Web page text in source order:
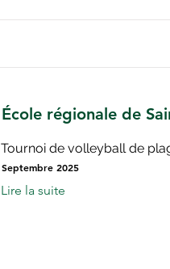
École régionale de
Tournoi de volleyball de
Septembre 2025
Lire la suite